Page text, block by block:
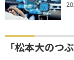
「松本大のつ